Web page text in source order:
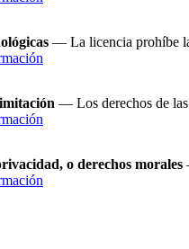
— La licencia prohíbe
— Los derechos de las
o derechos morales